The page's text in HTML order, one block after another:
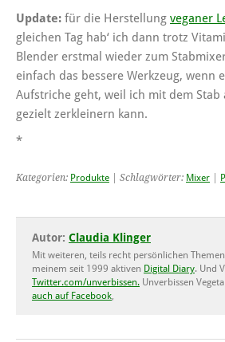
Update: für die Herstellung veganer
gleichen Tag hab‘ ich dann trotz
Blender erstmal wieder zum
einfach das bessere Werkzeug, wenn
Aufstriche geht, weil ich mit dem Stab
gezielt zerkleinern kann.
*
Kategorien: Produkte | Schlagwörter: Mixer
Autor: Claudia Klinger
Mit weiteren, teils recht persönlichen
meinem seit 1999 aktiven Digital Diary. Und
Twitter.com/unverbissen. Unverbissen
auch auf Facebook,